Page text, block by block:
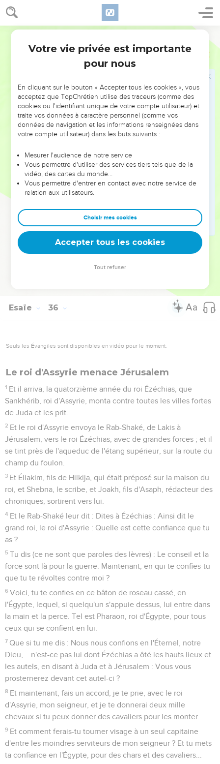
Esaïe 35
chancellent.
Dites à ceux qui ont le coeur timide : Soyez forts, ne
craignez pas ; voici votre Dieu : la vengeance vient, la
rétribution de Dieu ! Lui-même viendra, et vous sauvera.
Alors les yeux des aveugles s'ouvriront, et les oreilles des
sourds seront ouvertes.
Alors le boiteux sautera comme le cerf, et la langue du
muet chantera de joie. Car des eaux jailliront dans le désert,
et des rivières dans le lieu stérile ;
et le mirage deviendra un étang, et la terre aride, des
sources d'eau ; dans l'habitation des chacals où ils
Et il y aura là une grande route et un chemin, et il sera
appelé le chemin de la sainteté : l'impur n'y passera pas,
mais il sera pour ceux-là. Ceux qui vont ce chemin, même
les insensés, ne s'égareront pas.
Il n'y aura pas là de lion, et une bête qui déchire n'y
montera pas et n'y sera pas trouvée ; mais les rachetés y
marcheront.
Et ceux que l'Éternel a délivrés retourneront et viendront à
Sion avec des chants de triomphe ; et une joie éternelle sera
Esaïe 36
Seuls les Évangiles sont disponibles en vidéo pour le moment.
Le roi d'Assyrie menace Jérusalem
1 Et il arriva, la quatorzième année du roi Ézéchias, que
Sankhérib, roi d'Assyrie, monta contre toutes les villes fortes
de Juda et les prit.
2 Et le roi d'Assyrie envoya le Rab-Shaké, de Lakis à
Jérusalem, vers le roi Ézéchias, avec de grandes forces ; et il
se tint près de l'aqueduc de l'étang supérieur, sur la route du
champ du foulon.
3 Et Éliakim, fils de Hilkija, qui était préposé sur la maison du
roi, et Shebna, le scribe, et Joakh, fils d'Asaph, rédacteur des
chroniques, sortirent vers lui.
4 Et le Rab-Shaké leur dit : Dites à Ézéchias : Ainsi dit le
grand roi, le roi d'Assyrie : Quelle est cette confiance que tu
as ?
5 Tu dis (ce ne sont que paroles des lèvres) : Le conseil et la
force sont là pour la guerre. Maintenant, en qui te confies-tu
que tu te révoltes contre moi ?
6 Voici, tu te confies en ce bâton de roseau cassé, en
l'Égypte, lequel, si quelqu'un s'appuie dessus, lui entre dans
la main et la perce. Tel est Pharaon, roi d'Égypte, pour tous
ceux qui se confient en lui.
7 Que si tu me dis : Nous nous confions en l'Éternel, notre
Dieu,... n'est-ce pas lui dont Ézéchias a ôté les hauts lieux et
les autels, en disant à Juda et à Jérusalem : Vous vous
prosternerez devant cet autel-ci ?
8 Et maintenant, fais un accord, je te prie, avec le roi
d'Assyrie, mon seigneur, et je te donnerai deux mille
chevaux si tu peux donner des cavaliers pour les monter.
9 Et comment ferais-tu tourner visage à un seul capitaine
d'entre les moindres serviteurs de mon seigneur ? Et tu mets
ta confiance en l'Égypte, pour des chars et des cavaliers...
Votre vie privée est importante
pour nous
En cliquant sur le bouton « Accepter tous les cookies », vous
acceptez que TopChrétien utilise des traceurs (comme des
cookies ou l'identifiant unique de votre compte utilisateur) et
traite vos données à caractère personnel (comme vos
données de navigation et les informations renseignées dans
votre compte utilisateur) dans les buts suivants :
Mesurer l'audience de notre service
Vous permettre d'utiliser des services tiers tels que de la
vidéo, des cartes du monde…
Vous permettre d'entrer en contact avec notre service de
relation aux utilisateurs.
Choisir mes cookies
Accepter tous les cookies
Tout refuser